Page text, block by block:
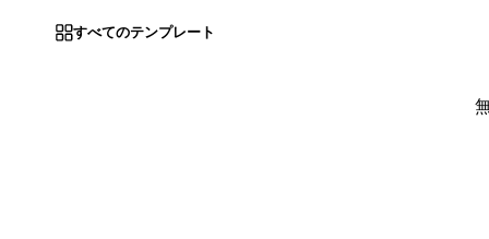
すべてのテンプレート